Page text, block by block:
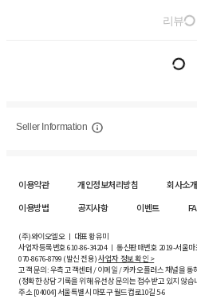
리뷰
Seller Information
이용약관 개인정보처리방침 회사소개
이용방법
공지사항 이벤트
(주)와이오엘오 ㅣ 대표 황유미
사업자등록번호610-86-34204ㅣ 통신판매번호 2019-서울
070-8676-8799 (발신 전용)사업자 정보 확인 >
고객 문의: 우측 고객센터 / 이메일 / 카카오플러스 채널을 통
(정확한 상담 기록을 위해 유선상 문의는 접수받고 있지 않습
주소 [04004] 서울특별시 마포구 월드컵로10길5-6